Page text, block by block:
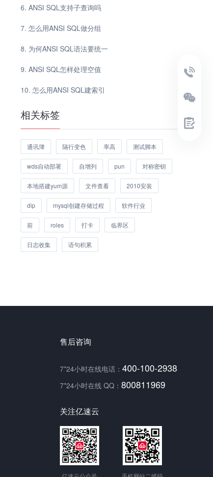
ANSI SQL支持子查询吗
怎么用ANSI SQL做分组
为何ANSI SQL语法要统一
ANSI SQL怎样处理空值
怎么用ANSI SQL建索引
相关标签
通讯簿 隔行变色 率高 测试脚本
wds自动部署 自增列 pun 对称密钥
本地搭建yum源 文件查看 2010安装
dip mysql创建存储过程 软件行业
前 roles 打卡 临界区
日志收集 语句积累
售后咨询
7*24小时在线电话： 400-100-2938
7*24小时在线 QQ： 800811969
关注亿速云